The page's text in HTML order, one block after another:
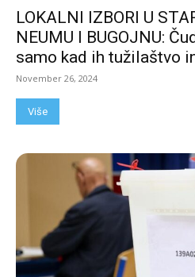
LOKALNI IZBORI U
NEUMU I BUGOJNU:
samo kad ih tužilaštvo
November 26, 2024
Više